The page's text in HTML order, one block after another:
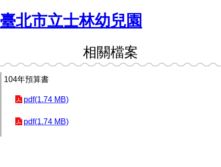
臺北市立士林幼兒園
相關檔案
104年預算書
pdf(1.74 MB)
pdf(1.74 MB)